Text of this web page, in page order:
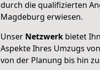
durch die qualifizierten
Magdeburg erwiesen.
Unser Netzwerk bietet
Aspekte Ihres Umzugs
von der Planung bis hin